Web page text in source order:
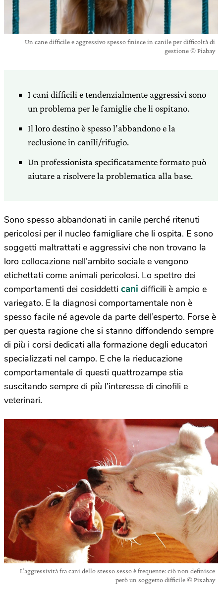
Un cane difficile e aggressivo spesso finisce in canile per difficoltà di
gestione © Piabay
I cani difficili e tendenzialmente aggressivi sono
un problema per le famiglie che li ospitano.
Il loro destino è spesso l’abbandono e la
reclusione in canili/rifugio.
Un professionista specificatamente formato può
aiutare a risolvere la problematica alla base.
Sono spesso abbandonati in canile perché ritenuti
pericolosi per il nucleo famigliare che li ospita. E sono
soggetti maltrattati e aggressivi che non trovano la
loro collocazione nell’ambito sociale e vengono
etichettati come animali pericolosi. Lo spettro dei
comportamenti dei cosiddetti cani difficili è ampio e
variegato. E la diagnosi comportamentale non è
spesso facile né agevole da parte dell’esperto. Forse è
per questa ragione che si stanno diffondendo sempre
di più i corsi dedicati alla formazione degli educatori
specializzati nel campo. E che la rieducazione
comportamentale di questi quattrozampe stia
suscitando sempre di più l’interesse di cinofili e
veterinari.
L’aggressività fra cani dello stesso sesso è frequente: ciò non definisce
però un soggetto difficile © Pixabay